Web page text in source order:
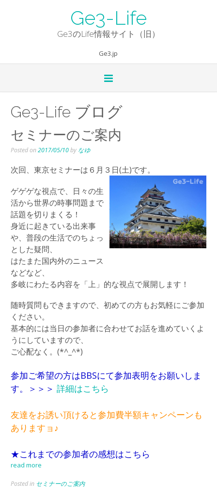
Ge3-Life
Ge3のLife情報サイト（旧）
Ge3.jp
Ge3-Life ブログ
セミナーのご案内
Posted on2017/05/10by なゆ
次回、東京セミナーは６月３日(土)です。
ゲゲゲな視点で、日々の生
活から世界の時事問題まで
話題を切りまくる！
身近に起きている出来事
や、普段の生活でのちょっ
とした疑問、
はたまた国内外のニュース
などなど、
多岐にわたる内容を「上」的な視点で展開します！
随時質問もできますので、初めての方もお気軽にご参加
ください。
基本的には当日の参加者に合わせてお話を進めていくよ
うにしていますので、
ご心配なく。(*^_^*)
参加ご希望の方はBBSにて参加表明をお願いしま
す。＞＞＞ 詳細はこちら
友達をお誘い頂けると参加費半額キャンペーンも
ありますョ♪
★これまでの参加者の感想はこちら
read more
Posted in セミナーのご案内